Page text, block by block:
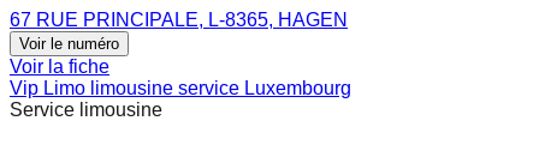
67 RUE PRINCIPALE, L-8365, HAGEN
Voir le numéro
Voir la fiche
Vip Limo limousine service Luxembourg
Service limousine